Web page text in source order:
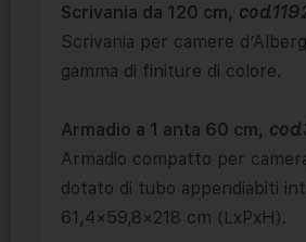
Scrivania da 120 cm,
Scrivania per camere
gamma di finiture di colore.
Armadio a 1 anta 60 cm,
Armadio compatto per
dotato di tubo appendiabiti
61,4×59,8×218 cm (LxPxH).